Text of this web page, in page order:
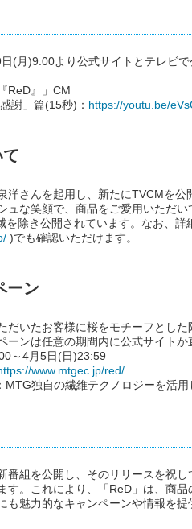
(月)9:00より公式サイトとテレビで
ReD』」CM
謝」篇(15秒)： https://youtu.be/
洋さんを起用し、新たにTVCMを
ュな笑顔で、商品をご愛用いただい
を除き公開されています。なお、詳
)でも確認いただけます。
ーン
だいたお客様に桜をモチーフとし
ーンは任意の期間内に公式サイトか
～4月5日(日)23:59
www.mtgec.jp/red/
MTG独自の繊維テクノロジーを活
番組を公開し、そのリリースを祝
す。これにより、「ReD」は、商
も魅力的なキャンペーンや情報を提